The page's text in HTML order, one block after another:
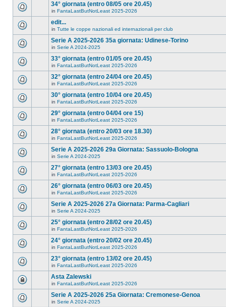
34° giornata (entro 08/05 ore 20.45)
in FantaLastButNotLeast 2025-2026
edit...
in Tutte le coppe nazionali ed internazionali per club
Serie A 2025-2026 35a giornata: Udinese-Torino
in Serie A 2024-2025
33° giornata (entro 01/05 ore 20.45)
in FantaLastButNotLeast 2025-2026
32° giornata (entro 24/04 ore 20.45)
in FantaLastButNotLeast 2025-2026
30° giornata (entro 10/04 ore 20.45)
in FantaLastButNotLeast 2025-2026
29° giornata (entro 04/04 ore 15)
in FantaLastButNotLeast 2025-2026
28° giornata (entro 20/03 ore 18.30)
in FantaLastButNotLeast 2025-2026
Serie A 2025-2026 29a Giornata: Sassuolo-Bologna
in Serie A 2024-2025
27° giornata (entro 13/03 ore 20.45)
in FantaLastButNotLeast 2025-2026
26° giornata (entro 06/03 ore 20.45)
in FantaLastButNotLeast 2025-2026
Serie A 2025-2026 27a Giornata: Parma-Cagliari
in Serie A 2024-2025
25° giornata (entro 28/02 ore 20.45)
in FantaLastButNotLeast 2025-2026
24° giornata (entro 20/02 ore 20.45)
in FantaLastButNotLeast 2025-2026
23° giornata (entro 13/02 ore 20.45)
in FantaLastButNotLeast 2025-2026
Asta Zalewski
in FantaLastButNotLeast 2025-2026
Serie A 2025-2026 25a Giornata: Cremonese-Genoa
in Serie A 2024-2025